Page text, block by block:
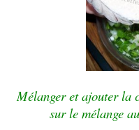
Mélanger et ajouter la
sur le mélange